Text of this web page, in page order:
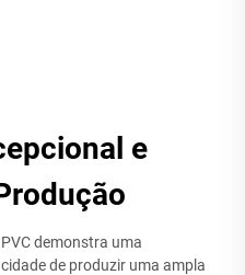
e
demonstra uma
de produzir uma ampla